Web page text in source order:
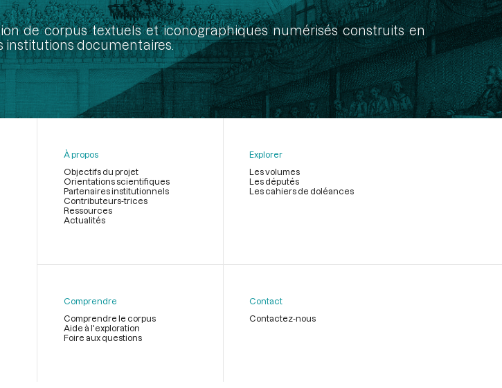
de corpus textuels et iconographiques numérisés construits en
institutions documentaires.
page
À propos
Objectifs du projet
Orientations scientifiques
Partenaires institutionnels
Contributeurs-trices
Ressources
Actualités
Explorer
Les volumes
Les députés
Les cahiers de doléances
Comprendre
Comprendre le corpus
Aide à l'exploration
Foire aux questions
Contact
Contactez-nous